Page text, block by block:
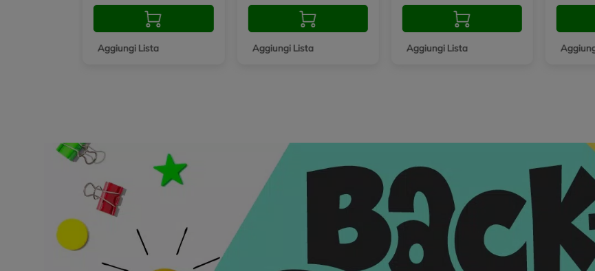
Aggiungi Lista Aggiungi Lista Aggiungi Lista
Promozioni in evidenza